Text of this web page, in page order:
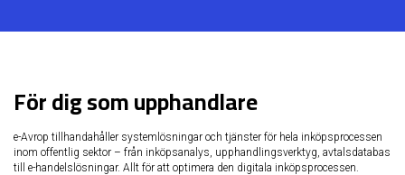
För dig som upphandlare
e-Avrop tillhandahåller systemlösningar och tjänster för hela inköpsprocessen
inom offentlig sektor – från inköpsanalys, upphandlingsverktyg, avtalsdatabas
till e-handelslösningar. Allt för att optimera den digitala inköpsprocessen.